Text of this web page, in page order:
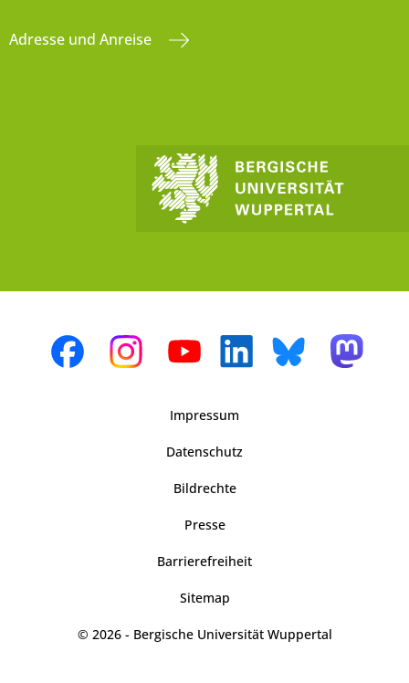
Adresse und Anreise
Impressum
Datenschutz
Bildrechte
Presse
Barrierefreiheit
Sitemap
© 2026 - Bergische Universität Wuppertal